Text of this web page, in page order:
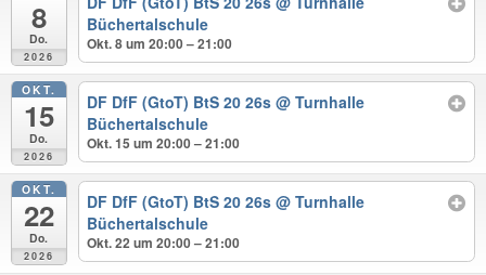
8
Do.
2026
Büchertalschule
Okt. 8 um 20:00 – 21:00
OKT.
15
Do.
2026
DF DfF (GtoT) BtS 20 26s@ Turnhalle
Büchertalschule
Okt. 15 um 20:00 – 21:00
OKT.
22
Do.
2026
DF DfF (GtoT) BtS 20 26s@ Turnhalle
Büchertalschule
Okt. 22 um 20:00 – 21:00